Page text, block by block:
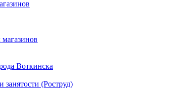
Воткинска
занятости (Роструд)